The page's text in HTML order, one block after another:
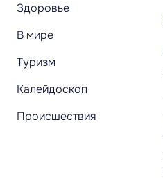
Здоровье
В мире
Туризм
Калейдоскоп
Происшествия